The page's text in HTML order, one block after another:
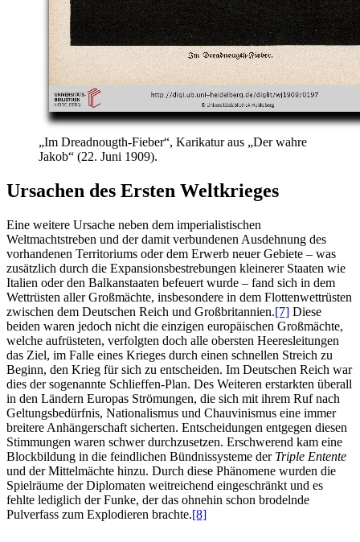
„Im Dreadnougth-Fieber“, Karikatur aus „Der wahre
Jakob“ (22. Juni 1909).
Ursachen des Ersten Weltkrieges
Eine weitere Ursache neben dem imperialistischen
Weltmachtstreben und der damit verbundenen Ausdehnung des
vorhandenen Territoriums oder dem Erwerb neuer Gebiete – was
zusätzlich durch die Expansionsbestrebungen kleinerer Staaten wie
Italien oder den Balkanstaaten befeuert wurde – fand sich in dem
Wettrüsten aller Großmächte, insbesondere in dem Flottenwettrüsten
zwischen dem Deutschen Reich und Großbritannien.[7] Diese
beiden waren jedoch nicht die einzigen europäischen Großmächte,
welche aufrüsteten, verfolgten doch alle obersten Heeresleitungen
das Ziel, im Falle eines Krieges durch einen schnellen Streich zu
Beginn, den Krieg für sich zu entscheiden. Im Deutschen Reich war
dies der sogenannte Schlieffen-Plan. Des Weiteren erstarkten überall
in den Ländern Europas Strömungen, die sich mit ihrem Ruf nach
Geltungsbedürfnis, Nationalismus und Chauvinismus eine immer
breitere Anhängerschaft sicherten. Entscheidungen entgegen diesen
Stimmungen waren schwer durchzusetzen. Erschwerend kam eine
Blockbildung in die feindlichen Bündnissysteme der Triple Entente
und der Mittelmächte hinzu. Durch diese Phänomene wurden die
Spielräume der Diplomaten weitreichend eingeschränkt und es
fehlte lediglich der Funke, der das ohnehin schon brodelnde
Pulverfass zum Explodieren brachte.[8]